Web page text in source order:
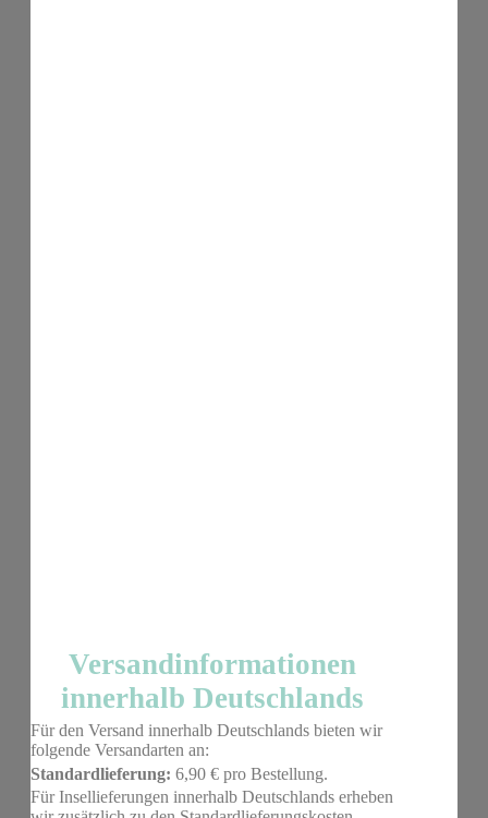
Versandinformationen
innerhalb Deutschlands
Für den Versand innerhalb Deutschlands bieten wir
folgende Versandarten an:
Standardlieferung: 6,90 € pro Bestellung.
Für Insellieferungen innerhalb Deutschlands erheben